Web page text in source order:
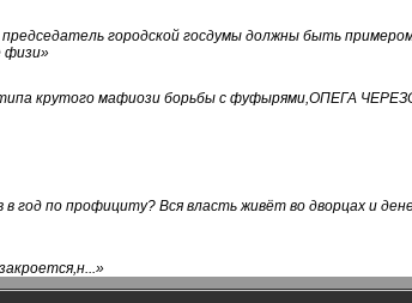
городской госдумы должны быть
физи»
крутого мафиози борьбы с фуфырями,ОПЕГА
год по профициту? Вся власть живёт во дворцах и
»